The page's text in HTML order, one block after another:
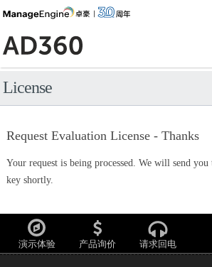
License
Request Evaluation License - Thanks
Your request is being processed. We will send
key shortly.
演示体验 产品询价 请求回电